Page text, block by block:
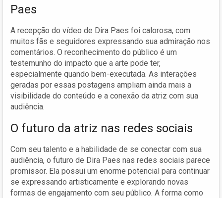
Paes
A recepção do vídeo de Dira Paes foi calorosa, com
muitos fãs e seguidores expressando sua admiração nos
comentários. O reconhecimento do público é um
testemunho do impacto que a arte pode ter,
especialmente quando bem-executada. As interações
geradas por essas postagens ampliam ainda mais a
visibilidade do conteúdo e a conexão da atriz com sua
audiência.
O futuro da atriz nas redes sociais
Com seu talento e a habilidade de se conectar com sua
audiência, o futuro de Dira Paes nas redes sociais parece
promissor. Ela possui um enorme potencial para continuar
se expressando artisticamente e explorando novas
formas de engajamento com seu público. A forma como